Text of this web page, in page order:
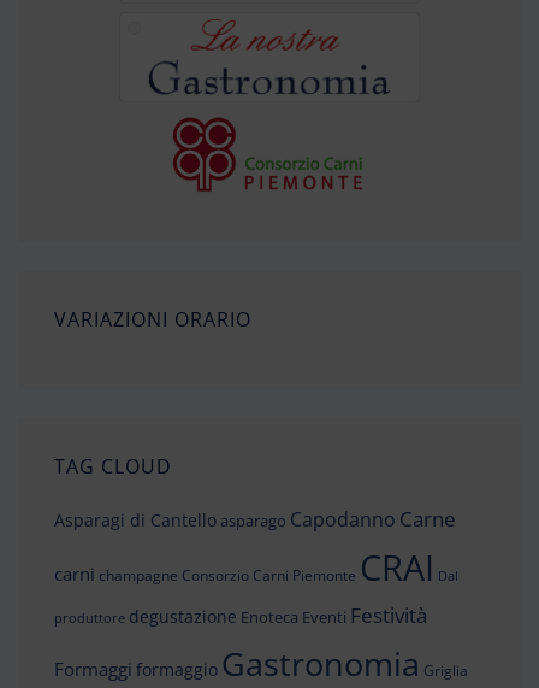
VARIAZIONI ORARIO
TAG CLOUD
Asparagi di Cantello asparago Capodanno Carne
carni champagne Consorzio Carni Piemonte CRAI Dal
produttore degustazione Enoteca Eventi Festività
Formaggi formaggio Gastronomia Griglia